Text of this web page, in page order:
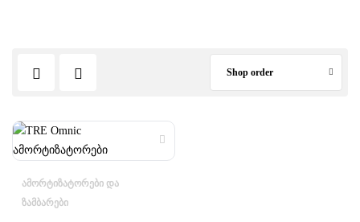
Shop order
ᲐᲛᲝᲠᲢᲘᲖᲐᲢᲝᲠᲔᲑᲘ ᲓᲐ
ᲖᲐᲛᲑᲐᲠᲔᲑᲘ